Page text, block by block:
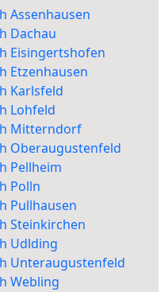
Assenhausen
Dachau
Eisingertshofen
Etzenhausen
Karlsfeld
Lohfeld
Mitterndorf
Oberaugustenfeld
Pellheim
Polln
Pullhausen
Steinkirchen
Udlding
Unteraugustenfeld
Webling